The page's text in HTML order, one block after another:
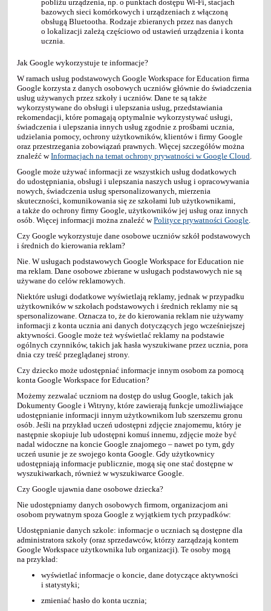
pobliżu urządzenia, np. o punktach dostępu Wi-Fi, stacjach
bazowych sieci komórkowych i urządzeniach z włączoną
obsługą Bluetootha. Rodzaje zbieranych przez nas danych
o lokalizacji zależą częściowo od ustawień urządzenia i konta
ucznia.
Jak Google wykorzystuje te informacje?
W ramach usług podstawowych Google Workspace for Education firma
Google korzysta z danych osobowych uczniów głównie do świadczenia
usług używanych przez szkoły i uczniów. Dane te są także
wykorzystywane do obsługi i ulepszania usług, przedstawiania
rekomendacji, które pomagają optymalnie wykorzystywać usługi,
świadczenia i ulepszania innych usług zgodnie z prośbami ucznia,
udzielania pomocy, ochrony użytkowników, klientów i firmy Google
oraz przestrzegania zobowiązań prawnych. Więcej szczegółów można
znaleźć wInformacjach na temat ochrony prywatności w Google Cloud.
Google może używać informacji ze wszystkich usług dodatkowych
do udostępniania, obsługi i ulepszania naszych usług i opracowywania
nowych, świadczenia usług spersonalizowanych, mierzenia
skuteczności, komunikowania się ze szkołami lub użytkownikami,
a także do ochrony firmy Google, użytkowników jej usług oraz innych
osób. Więcej informacji można znaleźć wPolityce prywatności Google.
Czy Google wykorzystuje dane osobowe uczniów szkół podstawowych
i średnich do kierowania reklam?
Nie. W usługach podstawowych Google Workspace for Education nie
ma reklam. Dane osobowe zbierane w usługach podstawowych nie są
używane do celów reklamowych.
Niektóre usługi dodatkowe wyświetlają reklamy, jednak w przypadku
użytkowników w szkołach podstawowych i średnich reklamy nie są
spersonalizowane. Oznacza to, że do kierowania reklam nie używamy
informacji z konta ucznia ani danych dotyczących jego wcześniejszej
aktywności. Google może też wyświetlać reklamy na podstawie
ogólnych czynników, takich jak hasła wyszukiwane przez ucznia, pora
dnia czy treść przeglądanej strony.
Czy dziecko może udostępniać informacje innym osobom za pomocą
konta Google Workspace for Education?
Możemy zezwalać uczniom na dostęp do usług Google, takich jak
Dokumenty Google i Witryny, które zawierają funkcje umożliwiające
udostępnianie informacji innym użytkownikom lub szerszemu gronu
osób. Jeśli na przykład uczeń udostępni zdjęcie znajomemu, który je
następnie skopiuje lub udostępni komuś innemu, zdjęcie może być
nadal widoczne na koncie Google znajomego – nawet po tym, gdy
uczeń usunie je ze swojego konta Google. Gdy użytkownicy
udostępniają informacje publicznie, mogą się one stać dostępne w
wyszukiwarkach, również w wyszukiwarce Google.
Czy Google ujawnia dane osobowe dziecka?
Nie udostępniamy danych osobowych firmom, organizacjom ani
osobom prywatnym spoza Google z wyjątkiem tych przypadków:
Udostępnianie danych szkole: informacje o uczniach są dostępne dla
administratora szkoły (oraz sprzedawców, którzy zarządzają kontem
Google Workspace użytkownika lub organizacji). Te osoby mogą
na przykład:
wyświetlać informacje o koncie, dane dotyczące aktywności
i statystyki;
zmieniać hasło do konta ucznia;